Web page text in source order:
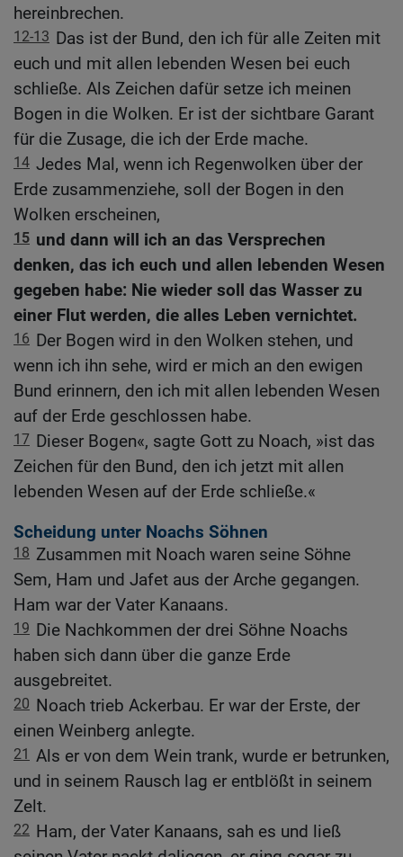
hereinbrechen.
12-13 Das ist der Bund, den ich für alle Zeiten mit
euch und mit allen lebenden Wesen bei euch
schließe. Als Zeichen dafür setze ich meinen
Bogen in die Wolken. Er ist der sichtbare Garant
für die Zusage, die ich der Erde mache.
14 Jedes Mal, wenn ich Regenwolken über der
Erde zusammenziehe, soll der Bogen in den
Wolken erscheinen,
15 und dann will ich an das Versprechen
denken, das ich euch und allen lebenden Wesen
gegeben habe: Nie wieder soll das Wasser zu
einer Flut werden, die alles Leben vernichtet.
16 Der Bogen wird in den Wolken stehen, und
wenn ich ihn sehe, wird er mich an den ewigen
Bund erinnern, den ich mit allen lebenden Wesen
auf der Erde geschlossen habe.
17 Dieser Bogen«, sagte Gott zu Noach, »ist das
Zeichen für den Bund, den ich jetzt mit allen
lebenden Wesen auf der Erde schließe.«
Scheidung unter Noachs Söhnen
18 Zusammen mit Noach waren seine Söhne
Sem, Ham und Jafet aus der Arche gegangen.
Ham war der Vater Kanaans.
19 Die Nachkommen der drei Söhne Noachs
haben sich dann über die ganze Erde
ausgebreitet.
20 Noach trieb Ackerbau. Er war der Erste, der
einen Weinberg anlegte.
21 Als er von dem Wein trank, wurde er betrunken,
und in seinem Rausch lag er entblößt in seinem
Zelt.
22 Ham, der Vater Kanaans, sah es und ließ